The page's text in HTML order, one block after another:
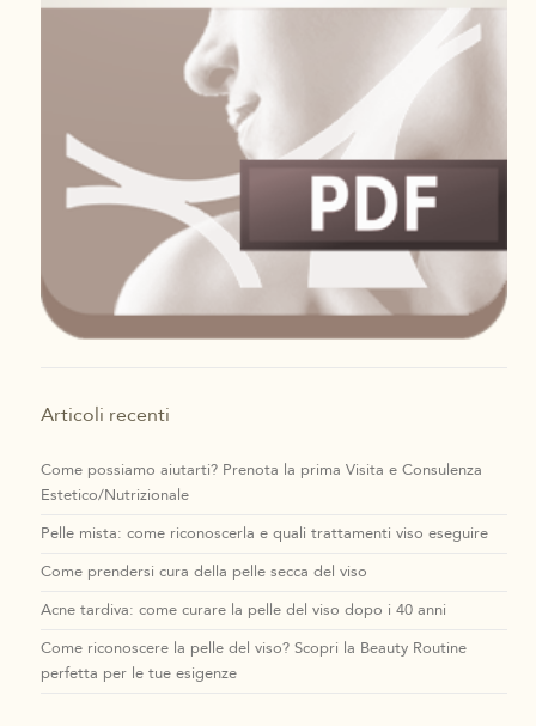
Articoli recenti
Come possiamo aiutarti? Prenota la prima Visita e Consulenza
Estetico/Nutrizionale
Pelle mista: come riconoscerla e quali trattamenti viso eseguire
Come prendersi cura della pelle secca del viso
Acne tardiva: come curare la pelle del viso dopo i 40 anni
Come riconoscere la pelle del viso? Scopri la Beauty Routine
perfetta per le tue esigenze